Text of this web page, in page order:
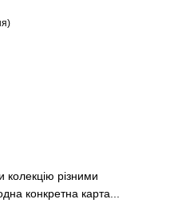
колекцію різними
конкретна карта...